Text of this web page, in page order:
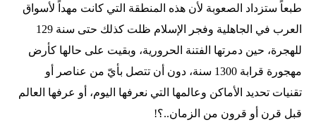
طبعاً ستزداد الصعوبة لأن هذه المنطقة التي كانت مهداً لأسواق
العرب في الجاهلية وفجر الإسلام ظلت كذلك حتى سنة 129
للهجرة، حين دمرتها الفتنة الحرورية، وبقيت على حالها كأرض
مهجورة قرابة 1300 سنة، دون أن تتصل بأيّ من عناصر أو
تقنيات تحديد الأماكن وعالمها التي نعرفها اليوم، أو عرفها العالم
قبل قرن أو قرون من الزمان..؟!